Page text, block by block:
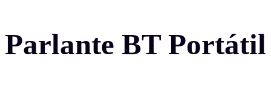
Parlante BT Portátil